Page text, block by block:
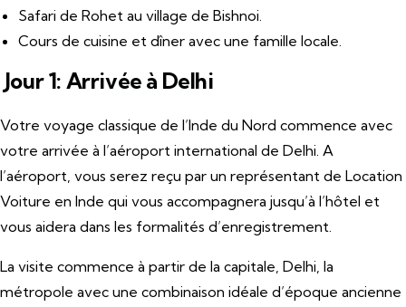
Safari de Rohet au village de Bishnoi.
Cours de cuisine et dîner avec une famille locale.
Jour 1: Arrivée à Delhi
Votre voyage classique de l’Inde du Nord commence avec
votre arrivée à l’aéroport international de Delhi. A
l’aéroport, vous serez reçu par un représentant de Location
Voiture en Inde qui vous accompagnera jusqu’à l’hôtel et
vous aidera dans les formalités d’enregistrement.
La visite commence à partir de la capitale, Delhi, la
métropole avec une combinaison idéale d’époque ancienne